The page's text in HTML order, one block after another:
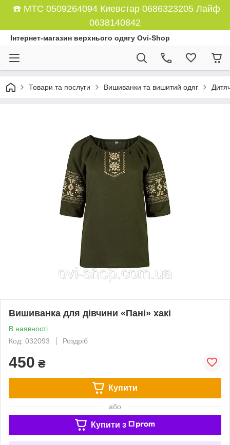
☎️ МТС 0509264094 Киевстар 0686323205 Лайф
0638140842
Інтернет-магазин верхнього одягу Ovi-Shop
Товари та послуги Вишиванки та вишитий одяг
Вишиванка для дівчини «Пані» хакі
В наявності
Код: 032093
Роздріб
450 ₴
Купити
або
Купити з